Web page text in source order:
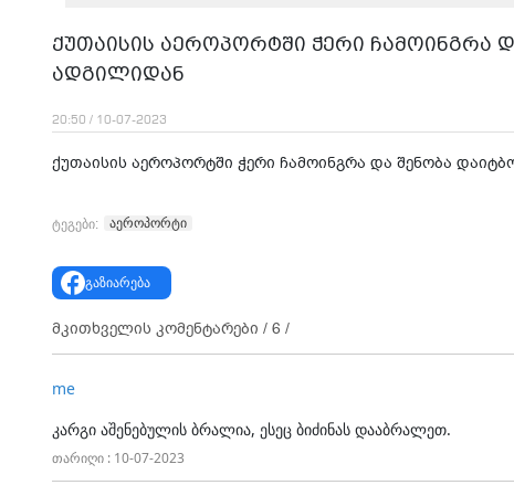
ქუთაისის აეროპორტში ჭერი ჩამოინგრა
ადგილიდან
20:50 / 10-07-2023
ქუთაისის აეროპორტში ჭერი ჩამოინგრა და შენობა
ტეგები: აეროპორტი
გაზიარება
მკითხველის კომენტარები / 6 /
me
კარგი აშენებულის ბრალია, ესეც ბიძინას დააბრალეთ.
თარიღი : 10-07-2023